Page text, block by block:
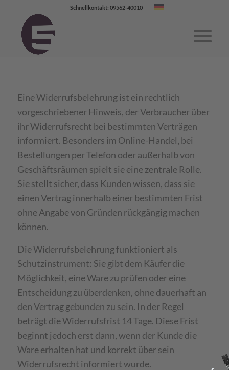
Schnellkontakt: 09562-40010
Eine Widerrufsbelehrung ist ein rechtlich
vorgeschriebener Hinweis, der Verbraucher über
ihr Widerrufsrecht bei bestimmten Verträgen
informiert. Besonders im Online-Handel, bei
Bestellungen per Telefon oder außerhalb von
Geschäftsräumen spielt sie eine zentrale Rolle.
Sie stellt sicher, dass Kunden wissen, dass sie
einen Vertrag innerhalb einer bestimmten Frist
ohne Angabe von Gründen rückgängig machen
können.
Die Widerrufsbelehrung funktioniert als
Schutzinstrument: Sie gibt dem Käufer die
Möglichkeit, eine Ware zu prüfen oder eine
Entscheidung zu überdenken, ohne dauerhaft an
den Vertrag gebunden zu sein. In der Regel
beträgt die Widerrufsfrist 14 Tage. Diese Frist
beginnt jedoch erst dann, wenn der Kunde die
Ware erhalten hat und korrekt über sein
Widerrufsrecht informiert wurde.